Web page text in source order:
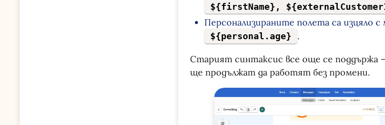
${firstName},
Персонализираните полета са изцяло с
${personal.age} .
Старият синтаксис все още се
ще продължат да работят без промени.